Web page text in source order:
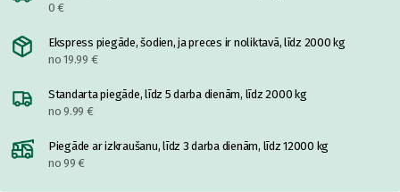
0 €
Ekspress piegāde, šodien, ja preces ir noliktavā, līdz 2000 kg
no 19.99 €
Standarta piegāde, līdz 5 darba dienām, līdz 2000 kg
no 9.99 €
Piegāde ar izkraušanu, līdz 3 darba dienām, līdz 12000 kg
no 99 €